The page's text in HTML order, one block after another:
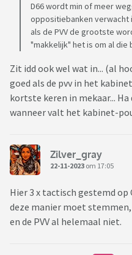
D66 wordt min of meer
oppositiebanken verwacht
als de PVV de grootste
"makkelijk" het is om al die
Zit idd ook wel wat in... (al
goed als de pvv in het
kortste keren in mekaar... Ha
wanneer valt het kabinet-
Zilver_gray
22-11-2023 om 17:05
Hier 3 x tactisch gestemd op
deze manier moet
en de PVV al helemaal niet.